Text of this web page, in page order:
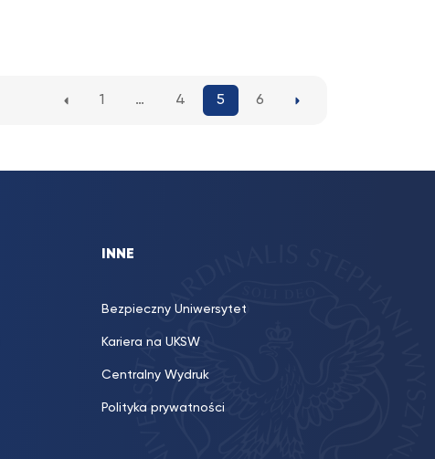
1 … 4 5 6
INNE
Bezpieczny Uniwersytet
Kariera na UKSW
Centralny Wydruk
Polityka prywatności